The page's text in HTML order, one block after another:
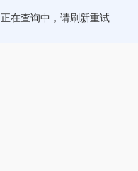
正在查询中，请刷新重试